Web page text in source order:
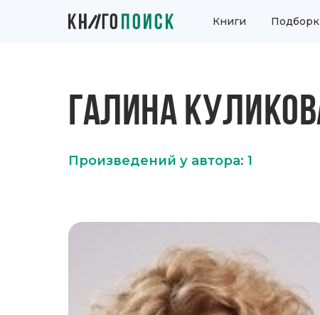
Книги
ГАЛИНА
Произведений у автора: 1